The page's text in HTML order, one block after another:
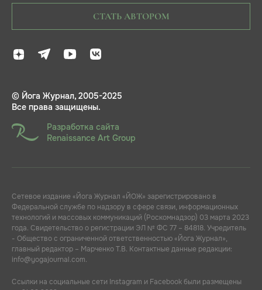
СТАТЬ АВТОРОМ
© Йога Журнал, 2005-2025
Все права защищены.
Разработка сайта
Renaissance Art Group
Сетевое издание «Йога Журнал «ЙОЖ» зарегистрировано в
Федеральной службе по надзору в сфере связи, информационных
технологий и массовых коммуникаций (Роскомнадзор) 03 марта 2023
года. Свидетельство о регистрации ЭЛ № ФС 77 – 84818. Учредитель
- Общество с ограниченной ответственностью «Йога Журнал»,
главный редактор – Марченко Т.В. Контактные данные редакции:
info@yogajournal.com.
Ссылки на социальные сети Instagram и Facebook были размещены